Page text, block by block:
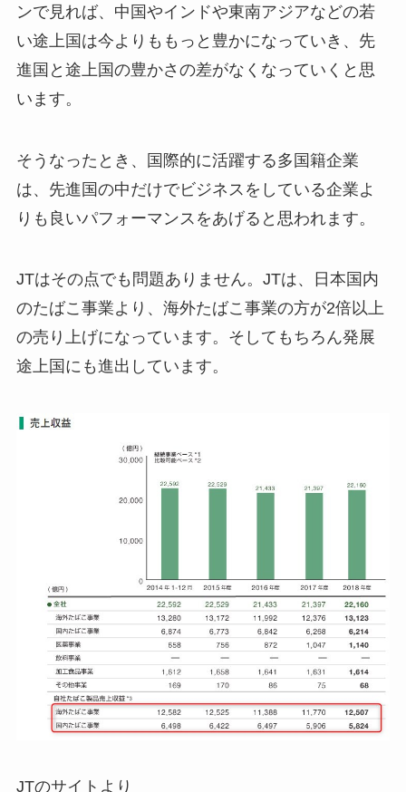
ンで見れば、中国やインドや東南アジアなどの若
い途上国は今よりももっと豊かになっていき、先
進国と途上国の豊かさの差がなくなっていくと思
います。
そうなったとき、国際的に活躍する多国籍企業
は、先進国の中だけでビジネスをしている企業よ
りも良いパフォーマンスをあげると思われます。
JTはその点でも問題ありません。JTは、日本国内
のたばこ事業より、海外たばこ事業の方が2倍以上
の売り上げになっています。そしてもちろん発展
途上国にも進出しています。
JTのサイトより